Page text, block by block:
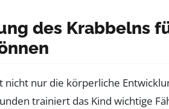
des Krabbelns
nicht nur die körperliche
trainiert das Kind wichtige